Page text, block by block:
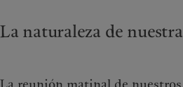
La naturaleza de